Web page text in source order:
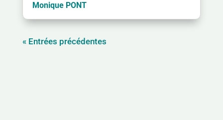
Monique PONT
« Entrées précédentes